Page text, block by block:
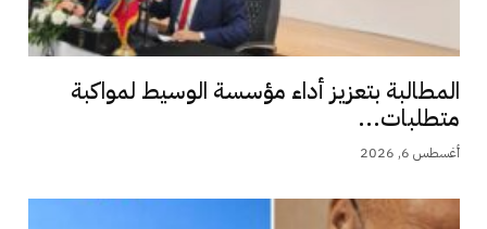
المطالبة بتعزيز أداء مؤسسة الوسيط لمواكبة
متطلبات...
أغسطس 6, 2026